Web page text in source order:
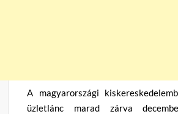
A magyarországi
üzletlánc marad zárva